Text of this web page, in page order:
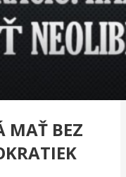
MAŤ BEZ